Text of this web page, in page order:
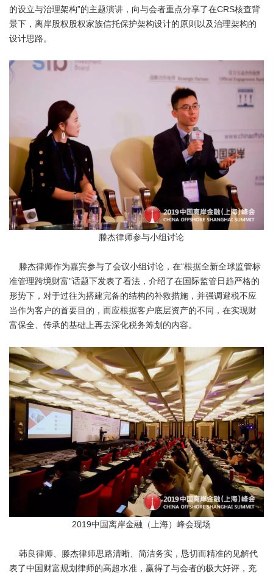
的设立与治理架构”的主题演讲，向与会者重点分享了在CRS核查背
景下，离岸股权股权家族信托保护架构设计的原则以及治理架构的
设计思路。
滕杰律师参与小组讨论
滕杰律师作为嘉宾参与了会议小组讨论，在“根据全新全球监管标
准管理跨境财富”话题下发表了看法，介绍了在国际监管日趋严格的
形势下，对于过往为搭建完备的结构的补救措施，并强调避税不应
当作为客户的首要目的，而应根据客户底层资产的不同，在实现财
富保全、传承的基础上再去深化税务筹划的内容。
2019中国离岸金融（上海）峰会现场
韩良律师、滕杰律师思路清晰、简洁务实，恳切而精准的见解代
表了中国财富规划律师的高超水准，赢得了与会者的极大好评，充